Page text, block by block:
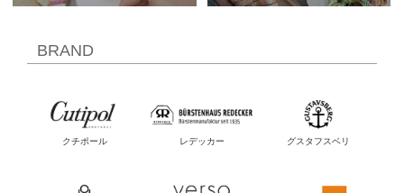
BRAND
クチポール レデッカー グスタフスベリ